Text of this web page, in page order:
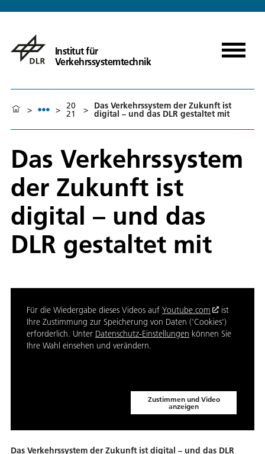
Institut für
Verkehrssystemtechnik
> > 20
21 > Das Verkehrssystem der Zukunft ist
digital – und das DLR gestaltet mit
Das Verkehrssystem
der Zukunft ist
digital – und das
DLR gestaltet mit
Für die Wiedergabe dieses Videos auf Youtube.com
ist
Ihre Zustimmung zur Speicherung von Daten ('Cookies')
erforderlich. Unter Datenschutz-Einstellungen können Sie
Ihre Wahl einsehen und verändern.
Zustimmen und Video
anzeigen
Das Verkehrssystem der Zukunft ist digital – und das DLR